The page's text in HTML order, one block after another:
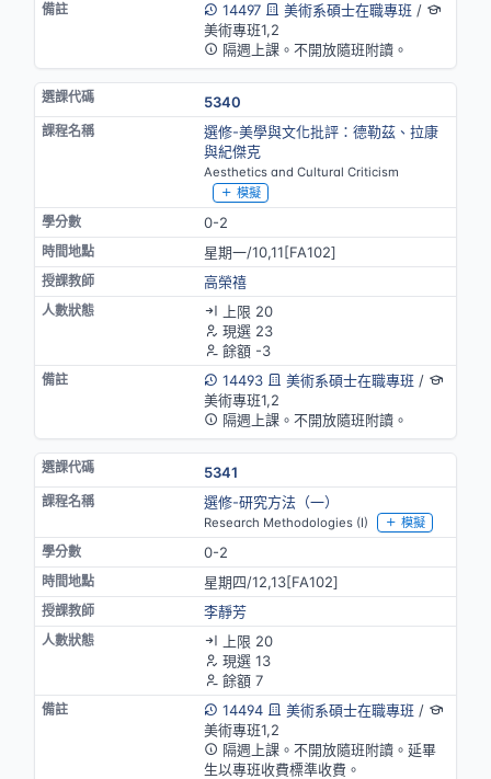
14497
美術系碩士在職專班/
美術專班1,2
隔週上課。不開放隨班附讀。
5340
選修-美學與文化批評：德勒茲、拉康
與紀傑克
Aesthetics and Cultural Criticism
模擬
0-2
星期一/10,11[FA102]
高榮禧
上限 20
現選 23
餘額 -3
14493
美術系碩士在職專班/
美術專班1,2
隔週上課。不開放隨班附讀。
5341
選修-研究方法（一）
Research Methodologies (I) 模擬
0-2
星期四/12,13[FA102]
李靜芳
上限 20
現選 13
餘額 7
14494
美術系碩士在職專班/
美術專班1,2
隔週上課。不開放隨班附讀。延畢
生以專班收費標準收費。